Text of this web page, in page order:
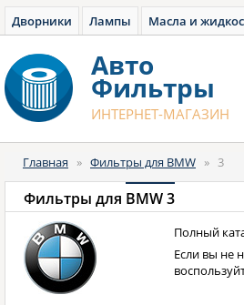
Дворники Лампы Масла и
Авто
Фильтры
ИНТЕРНЕТ-МАГАЗИН
Главная » Фильтры для BMW » 3
Фильтры для BMW 3
Полный
Если вы не